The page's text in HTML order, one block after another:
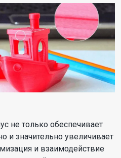
не только обеспечивает
и значительно увеличивает
и взаимодействие